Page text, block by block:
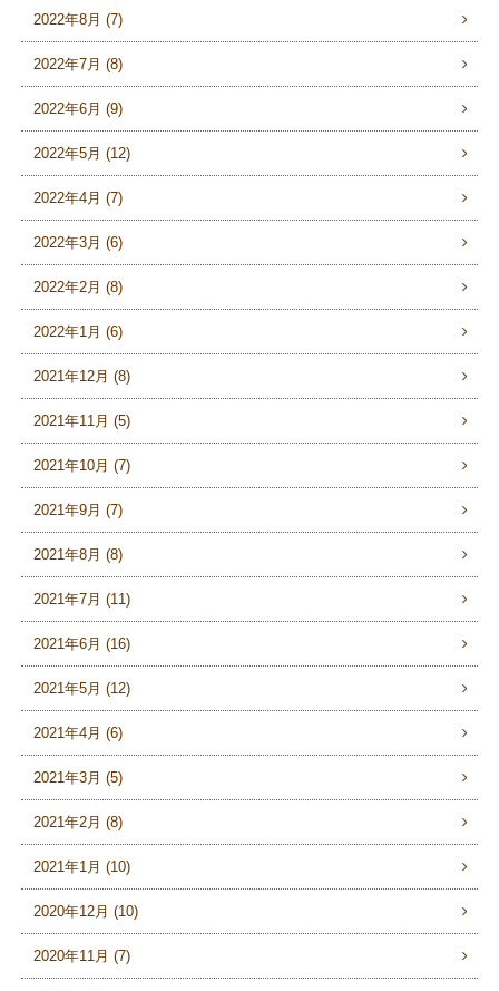
2022年8月 (7)
2022年7月 (8)
2022年6月 (9)
2022年5月 (12)
2022年4月 (7)
2022年3月 (6)
2022年2月 (8)
2022年1月 (6)
2021年12月 (8)
2021年11月 (5)
2021年10月 (7)
2021年9月 (7)
2021年8月 (8)
2021年7月 (11)
2021年6月 (16)
2021年5月 (12)
2021年4月 (6)
2021年3月 (5)
2021年2月 (8)
2021年1月 (10)
2020年12月 (10)
2020年11月 (7)